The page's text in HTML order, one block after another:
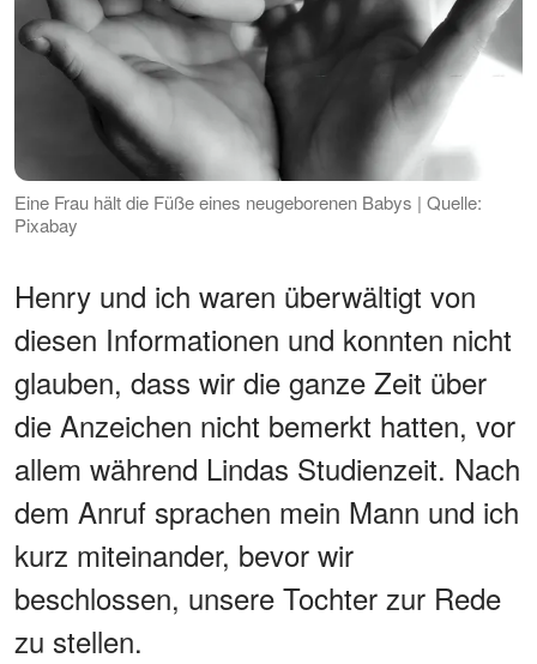
Eine Frau hält die Füße eines neugeborenen Babys | Quelle:
Pixabay
Henry und ich waren überwältigt von
diesen Informationen und konnten nicht
glauben, dass wir die ganze Zeit über
die Anzeichen nicht bemerkt hatten, vor
allem während Lindas Studienzeit. Nach
dem Anruf sprachen mein Mann und ich
kurz miteinander, bevor wir
beschlossen, unsere Tochter zur Rede
zu stellen.